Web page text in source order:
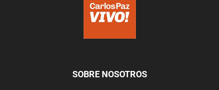
SOBRE NOSOTROS